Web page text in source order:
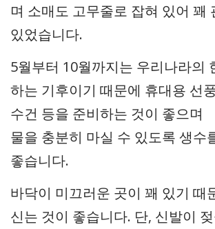
며 소매도 고무줄로 잡혀 있어 꽤
있었습니다.
5월부터 10월까지는 우리나라의
하는 기후이기 때문에 휴대용 선
수건 등을 준비하는 것이 좋으며
물을 충분히 마실 수 있도록 생수
좋습니다.
바닥이 미끄러운 곳이 꽤 있기 때
신는 것이 좋습니다. 단, 신발이